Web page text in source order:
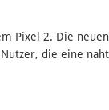
Pixel 2. Die
die eine